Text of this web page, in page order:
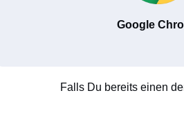
Google
Falls Du bereits einen